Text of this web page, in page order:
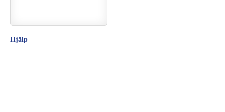
Hjälp